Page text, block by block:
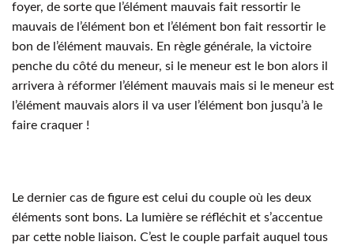
foyer, de sorte que l’élément mauvais fait ressortir le
mauvais de l’élément bon et l’élément bon fait ressortir le
bon de l’élément mauvais. En règle générale, la victoire
penche du côté du meneur, si le meneur est le bon alors il
arrivera à réformer l’élément mauvais mais si le meneur est
l’élément mauvais alors il va user l’élément bon jusqu’à le
faire craquer !
Le dernier cas de figure est celui du couple où les deux
éléments sont bons. La lumière se réfléchit et s’accentue
par cette noble liaison. C’est le couple parfait auquel tous